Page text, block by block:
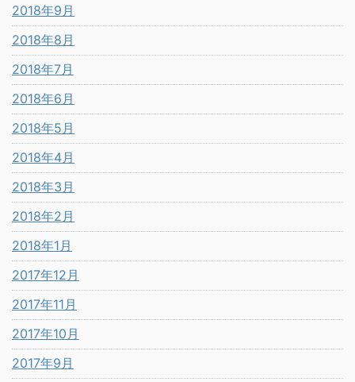
2018年9月
2018年8月
2018年7月
2018年6月
2018年5月
2018年4月
2018年3月
2018年2月
2018年1月
2017年12月
2017年11月
2017年10月
2017年9月